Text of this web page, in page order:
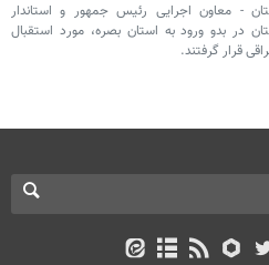
- معاون اجرایی رئیس جمهور و استاندار
در بدو ورود به استان بصره، مورد استقبال
قرار گرفتند.